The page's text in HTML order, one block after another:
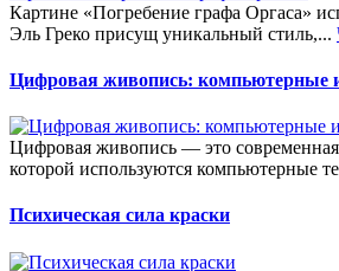
Картине «Погребение графа Оргаса»
Эль Греко присущ уникальный стиль,...
Цифровая живопись: компьютерные
Цифровая живопись — это современная
которой используются компьютерные
Психическая сила краски